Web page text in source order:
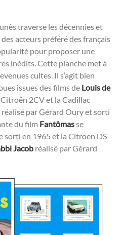
traverse les décennies et
acteurs préféré des français
pour proposer une
inédits. Cette planche met à
cultes. Il s’agit bien
issues des films de Louis de
2CV et la Cadillac
réalisé par Gérard Oury et sorti
du film Fantômasse
sorti en 1965 et la Citroen DS
Jacob réalisé par Gérard